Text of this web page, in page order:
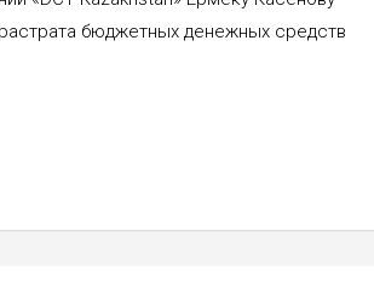
бюджетных денежных средств